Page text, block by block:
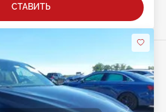
СТАВИТЬ